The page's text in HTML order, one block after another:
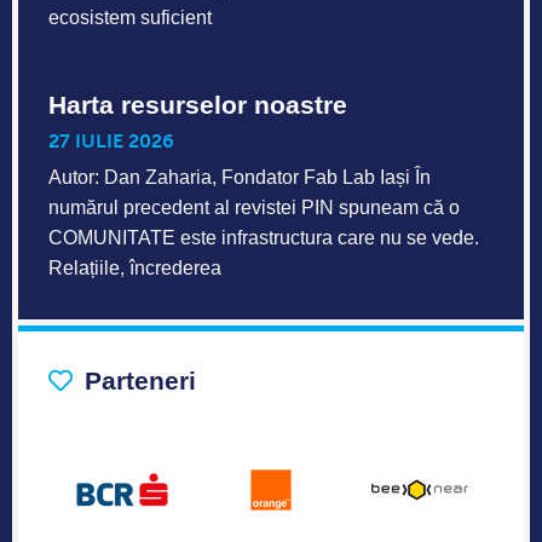
ecosistem suficient
Harta resurselor noastre
27 IULIE 2026
Autor: Dan Zaharia, Fondator Fab Lab Iași În
numărul precedent al revistei PIN spuneam că o
COMUNITATE este infrastructura care nu se vede.
Relațiile, încrederea
Parteneri